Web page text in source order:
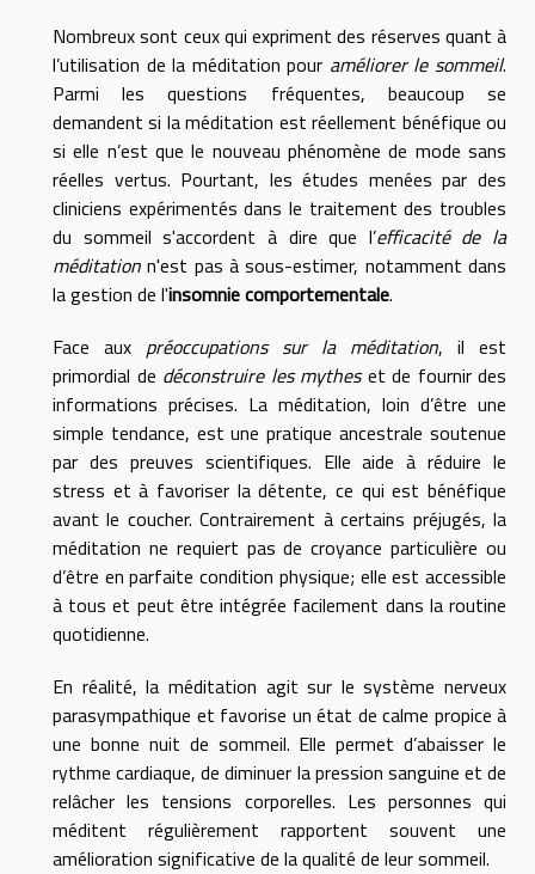
Nombreux sont ceux qui expriment des réserves quant à
l’utilisation de la méditation pour améliorer le sommeil.
Parmi les questions fréquentes, beaucoup se
demandent si la méditation est réellement bénéfique ou
si elle n’est que le nouveau phénomène de mode sans
réelles vertus. Pourtant, les études menées par des
cliniciens expérimentés dans le traitement des troubles
du sommeil s'accordent à dire que l’efficacité de la
méditation n'est pas à sous-estimer, notamment dans
la gestion de l'insomnie comportementale.
Face aux préoccupations sur la méditation, il est
primordial de déconstruire les mytheset de fournir des
informations précises. La méditation, loin d’être une
simple tendance, est une pratique ancestrale soutenue
par des preuves scientifiques. Elle aide à réduire le
stress et à favoriser la détente, ce qui est bénéfique
avant le coucher. Contrairement à certains préjugés, la
méditation ne requiert pas de croyance particulière ou
d’être en parfaite condition physique; elle est accessible
à tous et peut être intégrée facilement dans la routine
quotidienne.
En réalité, la méditation agit sur le système nerveux
parasympathique et favorise un état de calme propice à
une bonne nuit de sommeil. Elle permet d’abaisser le
rythme cardiaque, de diminuer la pression sanguine et de
relâcher les tensions corporelles. Les personnes qui
méditent régulièrement rapportent souvent une
amélioration significative de la qualité de leur sommeil.